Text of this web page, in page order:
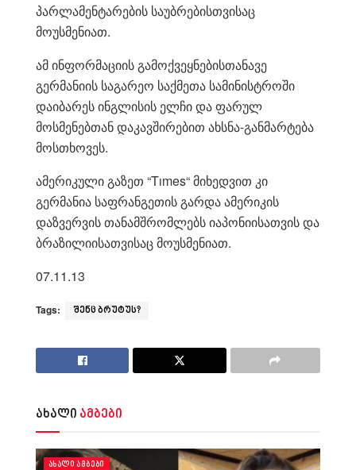
პარლამენტარების საუბრებისთვისაც
მოუსმენიათ.
ამ ინფორმაციის გამოქვეყნებისთანავე
გერმანიის საგარეო საქმეთა სამინისტროში
დაიბარეს ინგლისის ელჩი და ფარულ
მოსმენებთან დაკავშირებით ახსნა-განმარტება
მოსთხოვეს.
ამერიკული გაზეთ “Tımes“ მიხედვით კი
გერმანია საფრანგეთის გარდა ამერიკის
დაზვერვის თანამშრომლებს იაპონიისათვის და
ბრაზილიისათვისაც მოუსმენიათ.
07.11.13
Tags: შენც ბრუტუს?
ახალი ამბები
ᲐᲮᲐᲚᲘ ᲐᲛᲑᲔᲑᲘ